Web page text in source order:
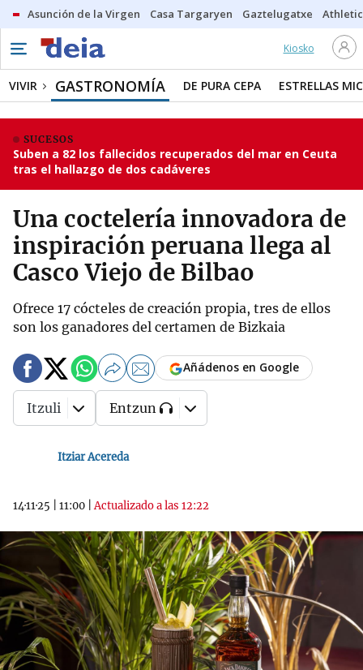
Asunción de la Virgen Casa Targaryen Gaztelugatxe Athletic
Kiosko
VIVIR GASTRONOMÍA DE PURA CEPA ESTRELLAS
SUCESOS
Suben a 82 los fallecidos recuperados del mar en Ceuta
tras el hallazgo de dos cadáveres
Una coctelería innovadora de
inspiración peruana llega al
Casco Viejo de Bilbao
Ofrece 17 cócteles de creación propia, tres de ellos
son los ganadores del certamen de Bizkaia
Itziar Acereda
14·11·25 11:00 |Actualizado a las 12:22
Añádenos en Google
Itzuli Entzun